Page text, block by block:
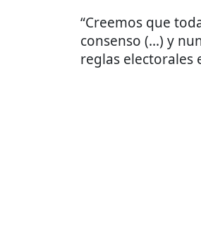
“Creemos que
consenso (...) y
reglas electorales